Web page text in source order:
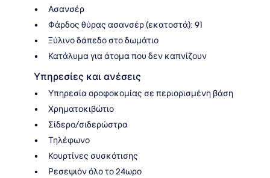
Ασανσέρ
Φάρδος θύρας ασανσέρ (εκατοστά): 91
Ξύλινο δάπεδο στο δωμάτιο
Κατάλυμα για άτομα που δεν καπνίζουν
Υπηρεσίες και ανέσεις
Υπηρεσία οροφοκομίας σε περιορισμένη βάση
Χρηματοκιβώτιο
Σίδερο/σιδερώστρα
Τηλέφωνο
Κουρτίνες συσκότισης
Ρεσεψιόν όλο το 24ωρο